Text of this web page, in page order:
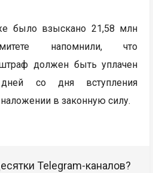
было взыскано 21,58 млн
напомнили, что
должен быть уплачен
со дня вступления
в законную силу.
Telegram-каналов?